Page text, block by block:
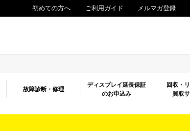
初めての方へ ご利用ガイド メルマガ登録
故障診断・修理
ディスプレイ延長保証
のお申込み
回収・
買取